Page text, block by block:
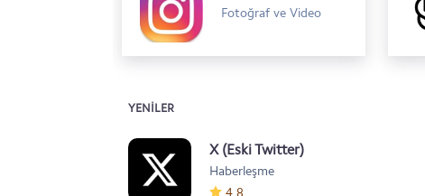
Fotoğraf ve Video
YENILER
X (Eski Twitter)
Haberleşme
4.8